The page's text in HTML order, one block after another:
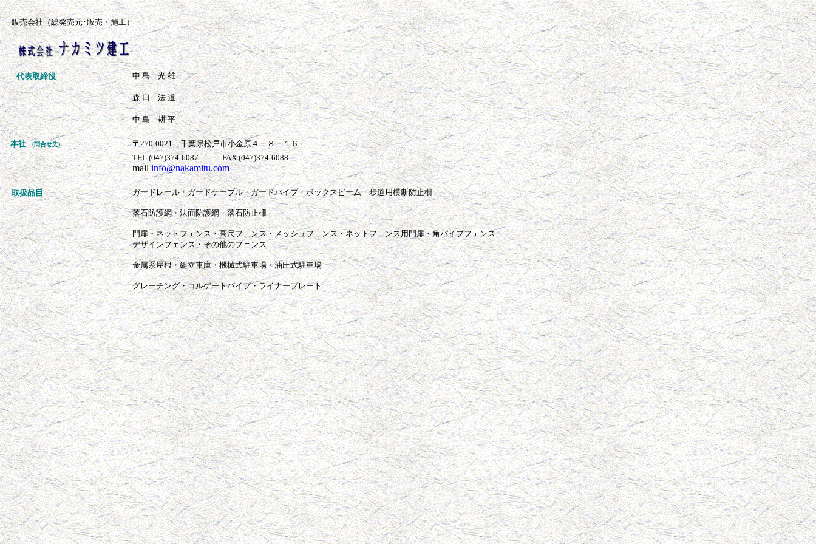
販売会社（総発売元･販売・施工）
代表取締役 中 島 光 雄
森 口 法 道
中 島 耕 平
本社(問合せ先) 〒 270-0021 千葉県松戸市小金原４－８－１６
TEL (047)374-6087 FAX (047)374-6088
mailinfo@nakamitu.com
取扱品目 ガードレール・ガードケーブル・ガードパイプ・ボックスビーム・歩道用横断防止柵
落石防護網・法面防護網・落石防止柵
門扉・ネットフェンス・高尺フェンス・メッシュフェンス・ネットフェンス用門扉・角パイプフェンス
デザインフェンス・その他のフェンス
金属系屋根・組立車庫・機械式駐車場・油圧式駐車場
グレーチング・コルゲートパイプ・ライナープレート